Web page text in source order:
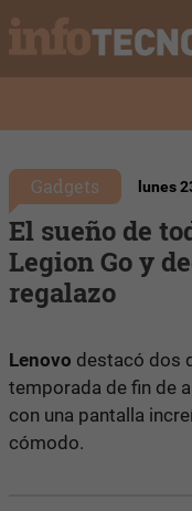
Gadgets lunes
El sueño de
Legion Go y
regalazo
Lenovo destacó dos
temporada de fin de
con una pantalla
cómodo.